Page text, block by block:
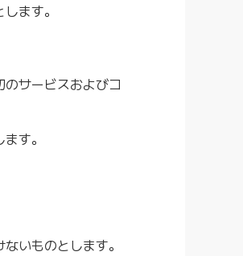
ます。
サービスおよびコ
す。
いものとします。